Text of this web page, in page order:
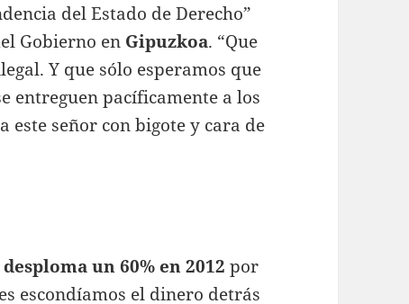
del Estado de Derecho”
Gobierno en Gipuzkoa. “Que
Y que sólo esperamos que
entreguen pacíficamente a los
señor con bigote y cara de
desploma un 60% en 2012 por
escondíamos el dinero detrás